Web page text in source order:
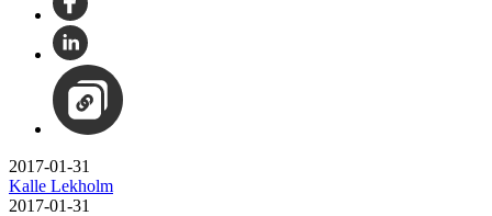
2017-01-31
Kalle Lekholm
2017-01-31